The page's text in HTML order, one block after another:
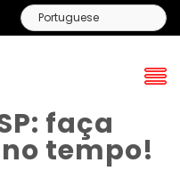
faça
tempo!